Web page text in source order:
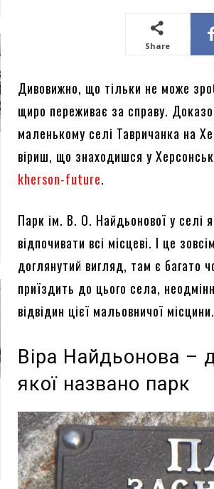
Share
Дивовижно, що тільки не може
щиро переживає за справу.
маленькому селі Тавричанка на
віриш, що знаходишся у
kherson-future.
Парк ім. В. О. Найдьонової у селі
відпочивати всі місцеві. І це
доглянутий вигляд, там є багато
приїздить до цього села,
відвідин цієї мальовничої місцини.
Віра Найдьонова –
якої названо парк